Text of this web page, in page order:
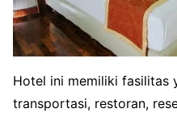
Hotel ini memiliki fasilitas
transportasi, restoran,